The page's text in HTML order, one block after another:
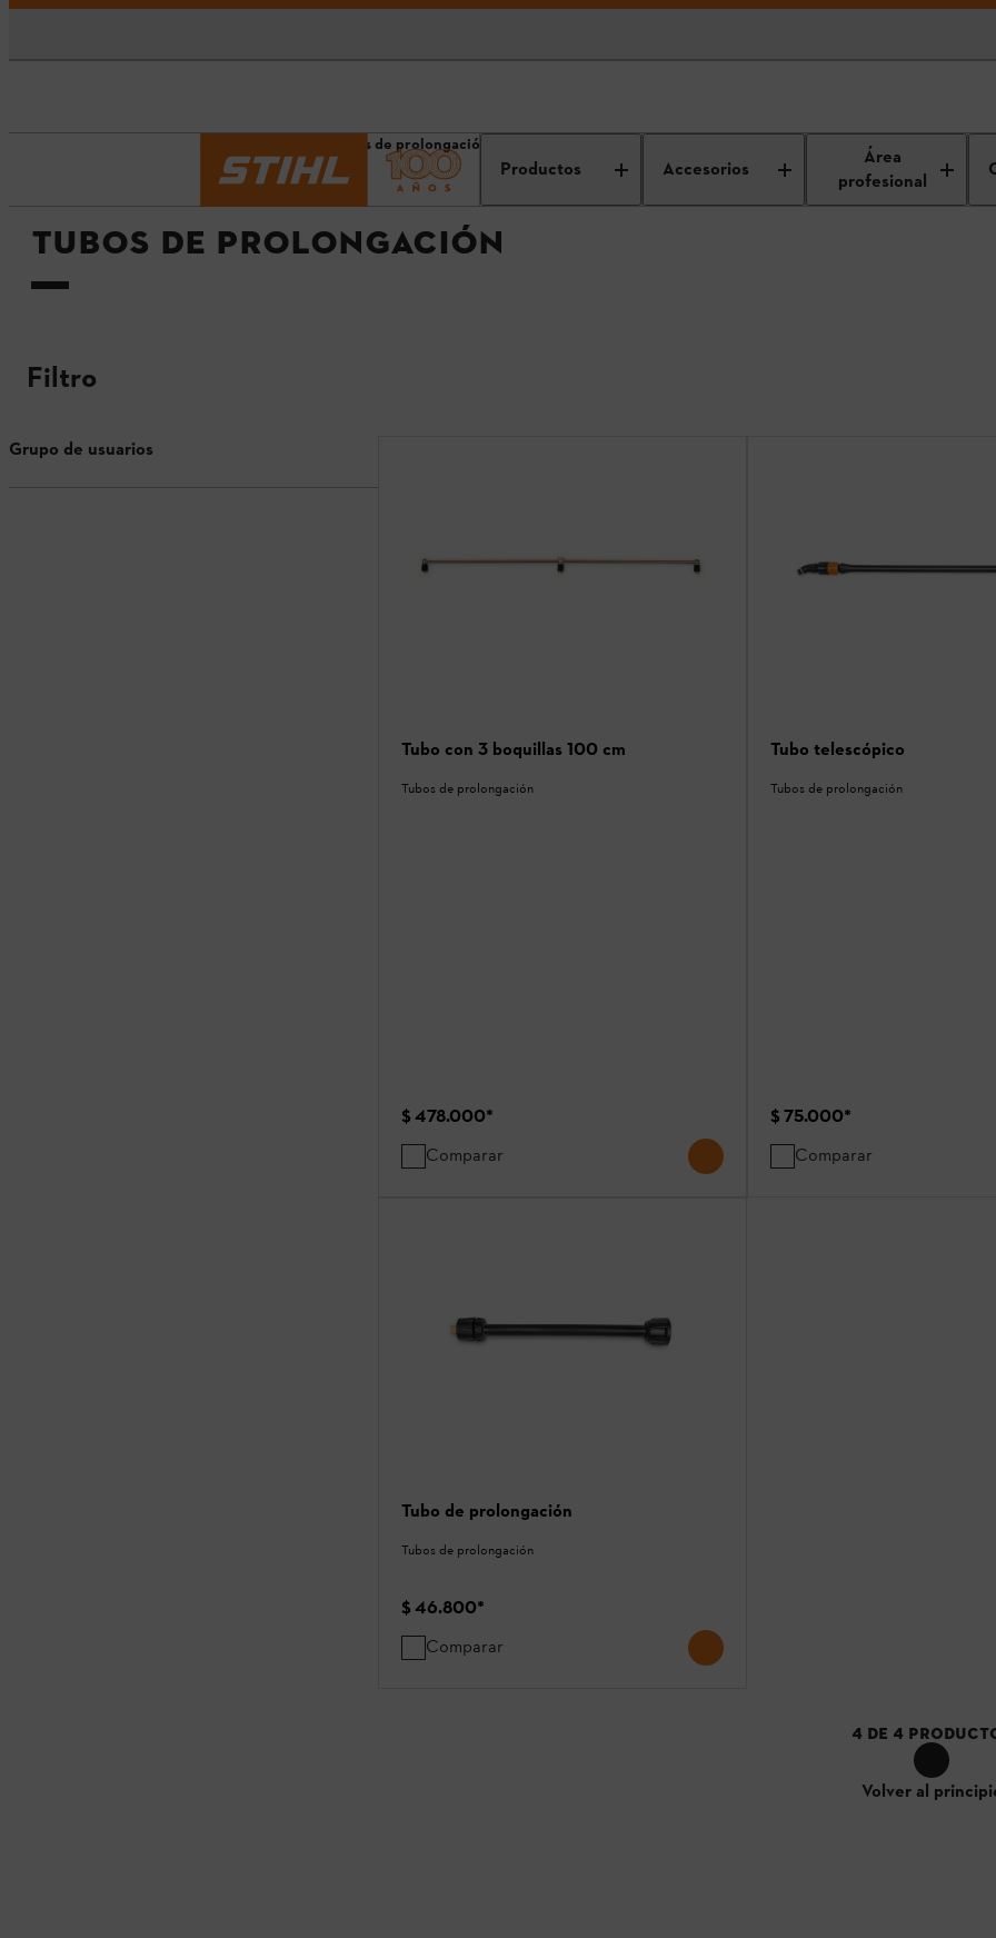
Productos Accesorios
Área
profesional
Tubos de prolongación
TUBOS DE PROLONGACIÓN
Filtro
Grupo de usuarios
Tubo con 3 boquillas 100 cm
Tubos de prolongación
$ 478.000*
Comparar
Tubo telescópico
Tubos de prolongación
$ 75.000*
Comparar
Tubo de prolongación
Tubos de prolongación
$ 46.800*
Comparar
4 DE 4
Volver al